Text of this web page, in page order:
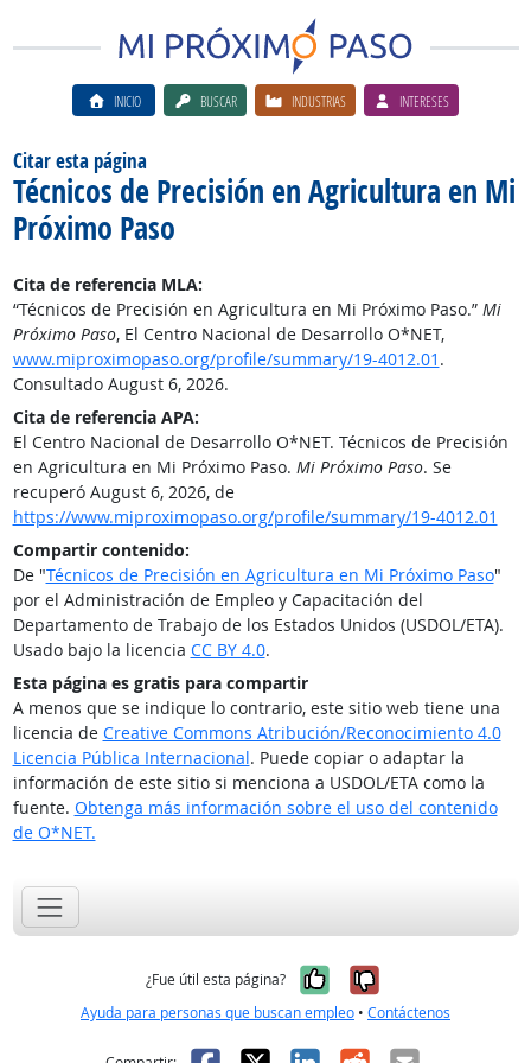
INICIO BUSCAR INDUSTRIAS INTERESES
Citar esta página
Técnicos de Precisión en Agricultura en Mi
Próximo Paso
Cita de referencia MLA:
“Técnicos de Precisión en Agricultura en Mi Próximo Paso.” Mi
Próximo Paso, El Centro Nacional de Desarrollo O*NET,
www.miproximopaso.org/profile/summary/19-4012.01 .
Consultado August 6, 2026.
Cita de referencia APA:
El Centro Nacional de Desarrollo O*NET. Técnicos de Precisión
en Agricultura en Mi Próximo Paso. Mi Próximo Paso. Se
recuperó August 6, 2026, de
https://www.miproximopaso.org/profile/summary/19-4012.01
Compartir contenido:
De "Técnicos de Precisión en Agricultura en Mi Próximo Paso"
por el Administración de Empleo y Capacitación del
Departamento de Trabajo de los Estados Unidos (USDOL/ETA).
Usado bajo la licencia CC BY 4.0.
Esta página es gratis para compartir
A menos que se indique lo contrario, este sitio web tiene una
licencia de Creative Commons Atribución/Reconocimiento 4.0
Licencia Pública Internacional. Puede copiar o adaptar la
información de este sitio si menciona a USDOL/ETA como la
fuente. Obtenga más información sobre el uso del contenido
de O*NET.
¿Fue útil esta página? Sí, fue útil
No, no fue
Ayuda para personas que buscan empleo • Contáctenos